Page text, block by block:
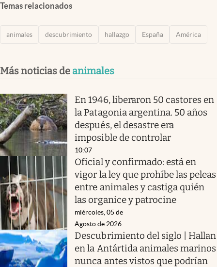
Temas relacionados
animales descubrimiento hallazgo España América
Más noticias de animales
En 1946, liberaron 50 castores en
la Patagonia argentina. 50 años
después, el desastre era
imposible de controlar
10:07
Oficial y confirmado: está en
vigor la ley que prohíbe las peleas
entre animales y castiga quién
las organice y patrocine
miércoles, 05 de
Agosto de 2026
Descubrimiento del siglo | Hallan
en la Antártida animales marinos
nunca antes vistos que podrían